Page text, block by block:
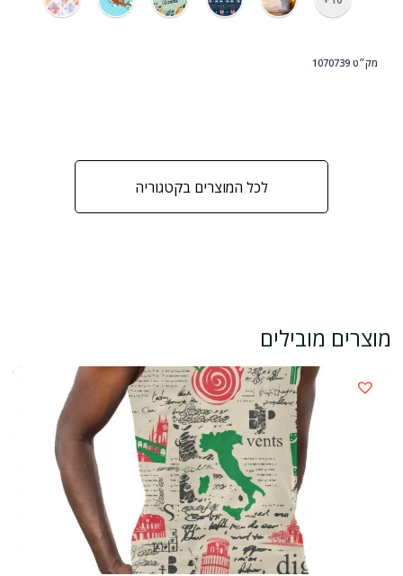
מק״ט1070739
לכל המוצרים בקטגוריה
מוצרים מובילים